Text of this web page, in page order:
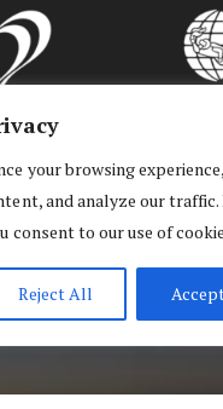
your browsing
and analyze our traffic.
consent to our use of
Reject All
y Oficinas